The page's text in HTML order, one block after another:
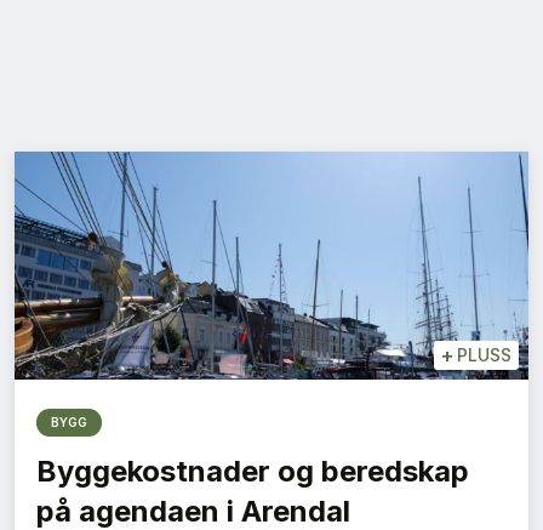
Bærekraft
Digitalisering
Eiendom
Øvrige
Tips redaksjonen
Annonsering
+ PLUSS
BYGG
Byggekostnader og beredskap
på agendaen i Arendal